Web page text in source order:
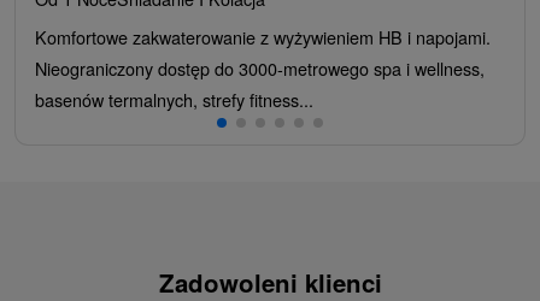
Komfortowe zakwaterowanie z wyżywieniem HB i napojami.
Nieograniczony dostęp do 3000-metrowego spa i wellness,
basenów termalnych, strefy fitness...
Zadowoleni klienci